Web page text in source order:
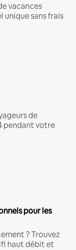
vacances
unique sans frais
de
pendant votre
pour les
? Trouvez
haut débit et